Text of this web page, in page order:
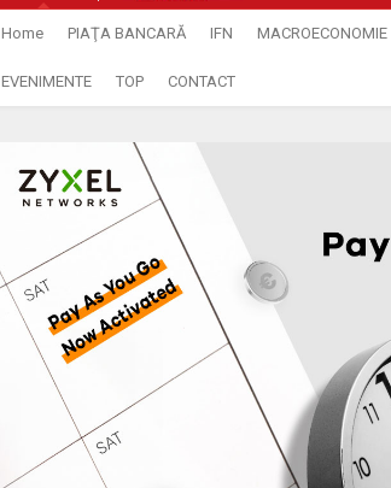
Home PIAŢA BANCARĂ IFN MACROECONOMIE
EVENIMENTE TOP CONTACT